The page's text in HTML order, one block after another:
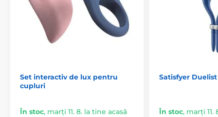
Set interactiv de lux pentru
cupluri
În stoc, marți 11. 8. la tine acasă
Satisfyer
În stoc, marți 11.